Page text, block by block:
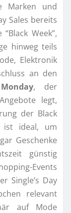
Marken und
Sales bereits
Week”,
hinweg teils
Elektronik
an den
, der
legt,
der Black
ist ideal, um
Geschenke
günstig
Events
Single’s Day
relevant
auf Mode